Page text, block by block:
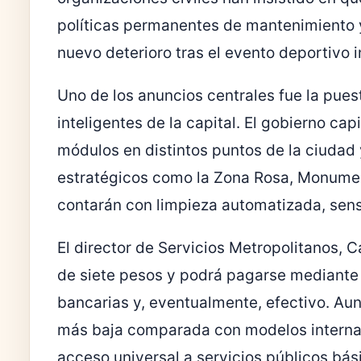
políticas permanentes de
nuevo deterioro tras el evento deportivo
Uno de los anuncios centrales fue la
inteligentes de la capital. El gobierno
módulos en distintos puntos de la
estratégicos como la Zona Rosa,
contarán con limpieza automatizada,
El director de Servicios Metropolitanos,
de siete pesos y podrá pagarse
bancarias y, eventualmente, efectivo.
más baja comparada con modelos
acceso universal a servicios públicos